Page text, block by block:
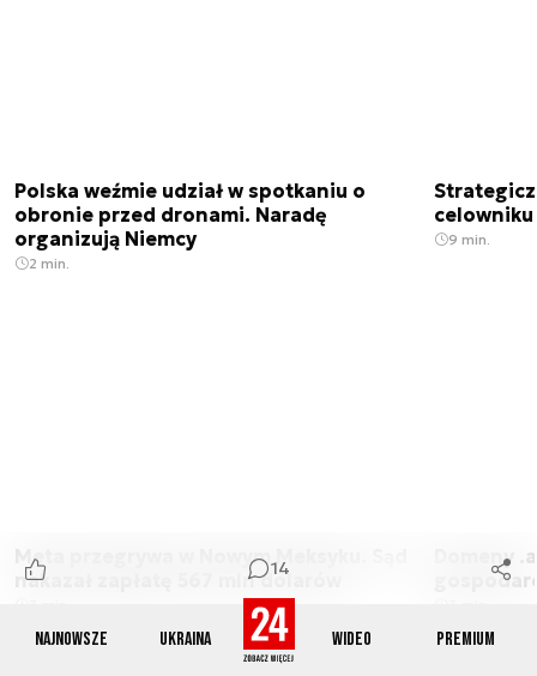
Najnowsze Ukraina Wideo Premium
14
Polska weźmie udział w spotkaniu o
obronie przed dronami. Naradę
organizują Niemcy
2 min.
9 min.
Meta przegrywa w Nowym Meksyku. Sąd
nakazał zapłatę 567 mln dolarów
Domeny